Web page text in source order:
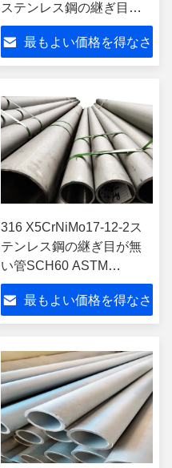
ステンレス鋼の継ぎ目が
無い管
最もよい価格を得なさ
316 X5CrNiMo17-12-2ス
テンレス鋼の継ぎ目が無
い管SCH60 ASTM
269/ASTM 249 11.8m/12m
最もよい価格を得なさ